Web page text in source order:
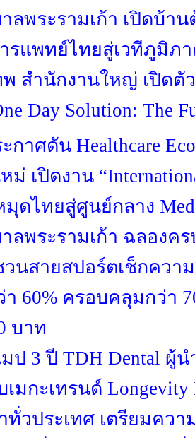
ลพระรามเก้า เปิดบ้า
รแพทย์ไทยสู่เวทีภูมิภ
พ สำนักงานใหญ่ เปิดตั
Day Solution: The
กาศดัน Healthcare
ม่ เปิดงาน
มุดไทยสู่ศูนย์กลาง
ลพระรามเก้า ฉลองค
นสายสปอร์ตเช็กควา
60% ครอบคลุมกว่า
บาท
ป 3 ปี TDH Dental ผู้
มกะเทรนด์ Longevity
ทั่วประเทศ เตรียมคว